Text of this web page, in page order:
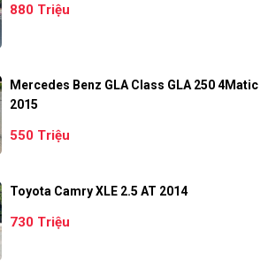
880 Triệu
Mercedes Benz GLA Class GLA 250 4Matic
2015
550 Triệu
Toyota Camry XLE 2.5 AT 2014
730 Triệu